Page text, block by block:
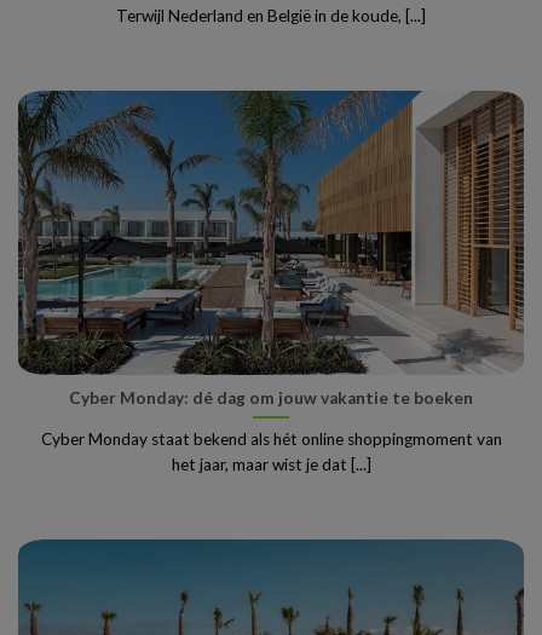
Terwijl Nederland en België in de koude, [...]
Cyber Monday: dé dag om jouw vakantie te boeken
Cyber Monday staat bekend als hét online shoppingmoment van
het jaar, maar wist je dat [...]